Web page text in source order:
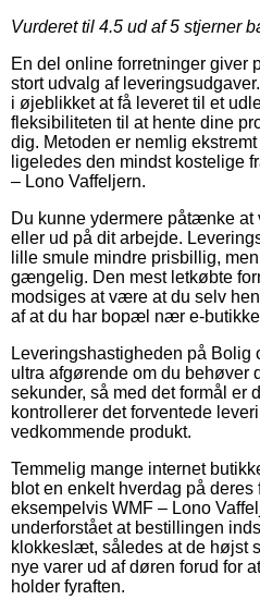
Vurderet til 4.5 ud af 5 stjerner
En del online forretninger giver
stort udvalg af
i øjeblikket at få leveret til et
fleksibiliteten til at hente dine
dig. Metoden er nemlig
ligeledes den mindst kostelige
– Lono Vaffeljern.
Du kunne ydermere påtænke
eller ud på dit arbejde.
lille smule mindre prisbillig,
gængelig. Den mest letkøbte
modsiges at være at du selv
af at du har bopæl nær e-
Leveringshastigheden på Bolig
ultra afgørende om du behøver
sekunder, så med det formål er
kontrollerer det forventede
vedkommende produkt.
Temmelig mange internet
blot en enkelt hverdag på deres
eksempelvis WMF – Lono
underforstået at bestillingen
klokkeslæt, således at de højst
nye varer ud af døren forud for
holder fyraften.